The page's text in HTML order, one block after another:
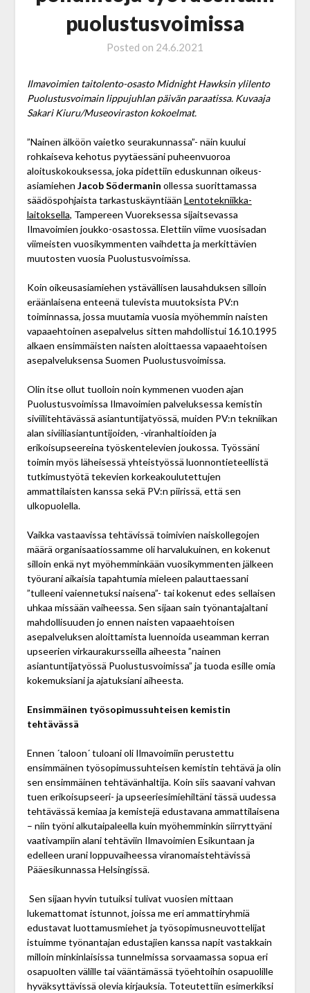
puolustusvoimissa
Posted on 24.6.2021
Ilmavoimien taitolento-osasto Midnight Hawksin ylilento
Puolustusvoimain lippujuhlan päivän paraatissa. Kuvaaja
Sakari Kiuru/Museoviraston kokoelmat.
”Nainen älköön vaietko seurakunnassa”- näin kuului
rohkaiseva kehotus pyytäessäni puheenvuoroa
aloituskokouksessa, joka pidettiin eduskunnan oikeus­
asiamiehen Jacob Södermanin ollessa suorittamassa
säädöspohjaista tarkastuskäyntiään Lentotekniikka­
laitoksella, Tampereen Vuoreksessa sijaitsevassa
Ilmavoimien joukko-osastossa. Elettiin viime vuosisadan
viimeisten vuosikymmenten vaihdetta ja merkittävien
muutosten vuosia Puolustusvoimissa.
Koin oikeusasiamiehen ystävällisen lausahduksen silloin
eräänlaisena enteenä tulevista muutoksista PV:n
toiminnassa, jossa muutamia vuosia myöhemmin naisten
vapaaehtoinen asepalvelus sitten mahdollistui 16.10.1995
alkaen ensimmäisten naisten aloittaessa vapaaehtoisen
asepalveluksensa Suomen Puolustusvoimissa.
Olin itse ollut tuolloin noin kymmenen vuoden ajan
Puolustusvoimissa Ilmavoimien palveluksessa kemistin
siviilitehtävässä asiantuntijatyössä, muiden PV:n tekniikan
alan siviiliasiantuntijoiden, -viranhaltioiden ja
erikoisupseereina työskentelevien joukossa. Työssäni
toimin myös läheisessä yhteistyössä luonnontieteellistä
tutkimustyötä tekevien korkeakoulutettujen
ammattilaisten kanssa sekä PV:n piirissä, että sen
ulkopuolella.
Vaikka vastaavissa tehtävissä toimivien naiskollegojen
määrä organisaatiossamme oli harvalukuinen, en kokenut
silloin enkä nyt myöhemminkään vuosi­kymmenten jälkeen
työurani aikaisia tapahtumia mieleen palauttaessani
”tulleeni vaiennetuksi naisena”- tai kokenut edes sellaisen
uhkaa missään vaiheessa. Sen sijaan sain työnantajaltani
mahdollisuuden jo ennen naisten vapaaehtoisen
asepalveluksen aloittamista luennoida useamman kerran
upseerien virkaurakursseilla aiheesta ”nainen
asiantuntijatyössä Puolustusvoimissa” ja tuoda esille omia
kokemuksiani ja ajatuksiani aiheesta.
Ensimmäinen työsopimussuhteisen kemistin
tehtävässä
Ennen ´taloon´ tuloani oli Ilmavoimiin perustettu
ensimmäinen työsopimussuhteisen kemistin tehtävä ja olin
sen ensimmäinen tehtävänhaltija. Koin siis saavani vahvan
tuen erikoisupseeri- ja upseeriesimiehiltäni tässä uudessa
tehtävässä kemiaa ja kemistejä edustavana ammattilaisena
– niin työni alkutaipaleella kuin myöhemminkin siirryttyäni
vaativampiin alani tehtäviin Ilmavoimien Esikuntaan ja
edelleen urani loppuvaiheessa viranomaistehtävissä
Pääesikunnassa Helsingissä.
Sen sijaan hyvin tutuiksi tulivat vuosien mittaan
lukemattomat istunnot, joissa me eri ammattiryhmiä
edustavat luottamusmiehet ja työsopimusneuvottelijat
istuimme työnantajan edustajien kanssa napit vastakkain
milloin minkinlaisissa tunnelmissa sorvaamassa sopua eri
osapuolten välille tai vääntämässä työehtoihin osapuolille
hyväksyttävissä olevia kirjauksia. Toteutettiin esimerkiksi